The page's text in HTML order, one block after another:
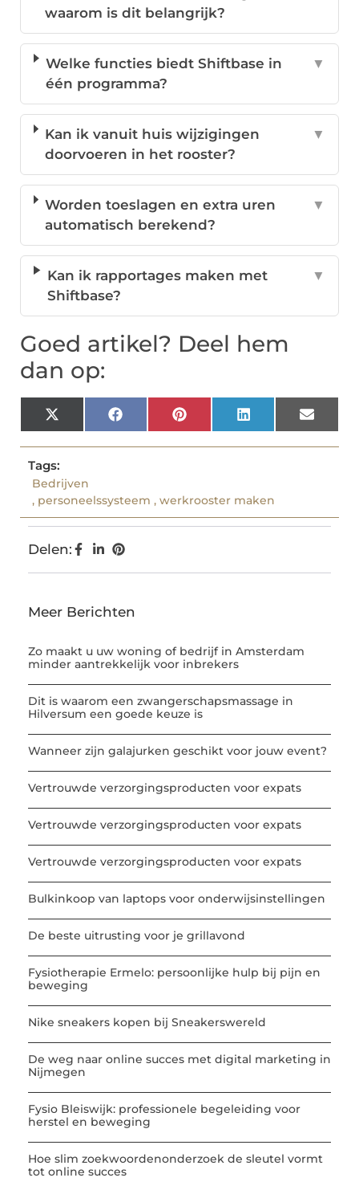
waarom is dit belangrijk?
Welke functies biedt Shiftbase in
één programma?
▼
Kan ik vanuit huis wijzigingen
doorvoeren in het rooster?
▼
Worden toeslagen en extra uren
automatisch berekend?
▼
Kan ik rapportages maken met
Shiftbase?
▼
Goed artikel? Deel hem
dan op:
X
(Twitter)
FacebookPinterestLinkedInEmail
Tags:
Bedrijven
, personeelssysteem , werkrooster maken
Delen:
Meer Berichten
Zo maakt u uw woning of bedrijf in Amsterdam
minder aantrekkelijk voor inbrekers
Dit is waarom een zwangerschapsmassage in
Hilversum een goede keuze is
Wanneer zijn galajurken geschikt voor jouw event?
Vertrouwde verzorgingsproducten voor expats
Vertrouwde verzorgingsproducten voor expats
Vertrouwde verzorgingsproducten voor expats
Bulkinkoop van laptops voor onderwijsinstellingen
De beste uitrusting voor je grillavond
Fysiotherapie Ermelo: persoonlijke hulp bij pijn en
beweging
Nike sneakers kopen bij Sneakerswereld
De weg naar online succes met digital marketing in
Nijmegen
Fysio Bleiswijk: professionele begeleiding voor
herstel en beweging
Hoe slim zoekwoordenonderzoek de sleutel vormt
tot online succes